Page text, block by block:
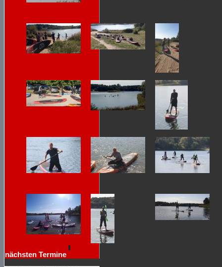
nächsten Termine